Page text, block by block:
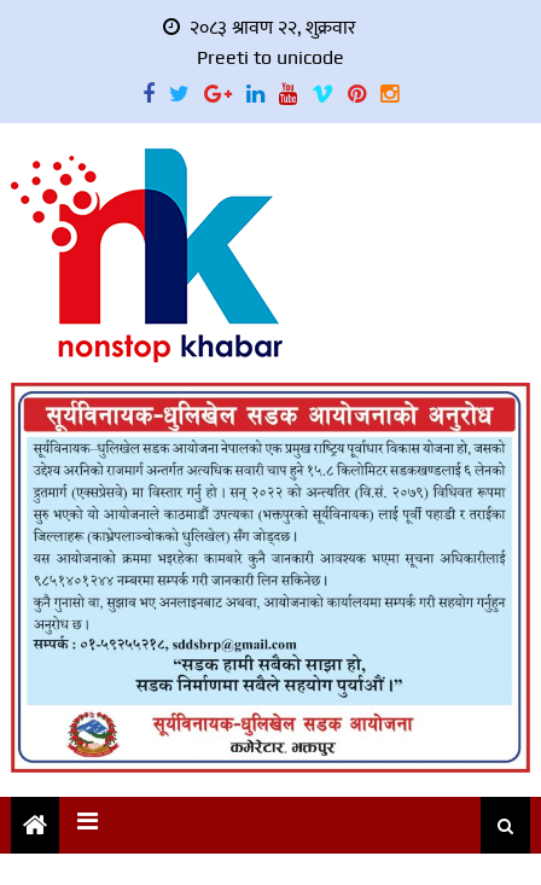
२०८३ श्रावण २२, शुक्रवार
Preeti to unicode